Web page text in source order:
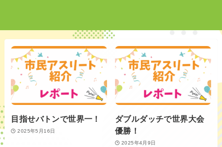
目指せバトンで世界一！
2025年5月16日
ダブルダッチで世界大会
優勝！
2025年4月9日